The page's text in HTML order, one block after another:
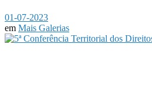
01-07-2023
em Mais Galerias